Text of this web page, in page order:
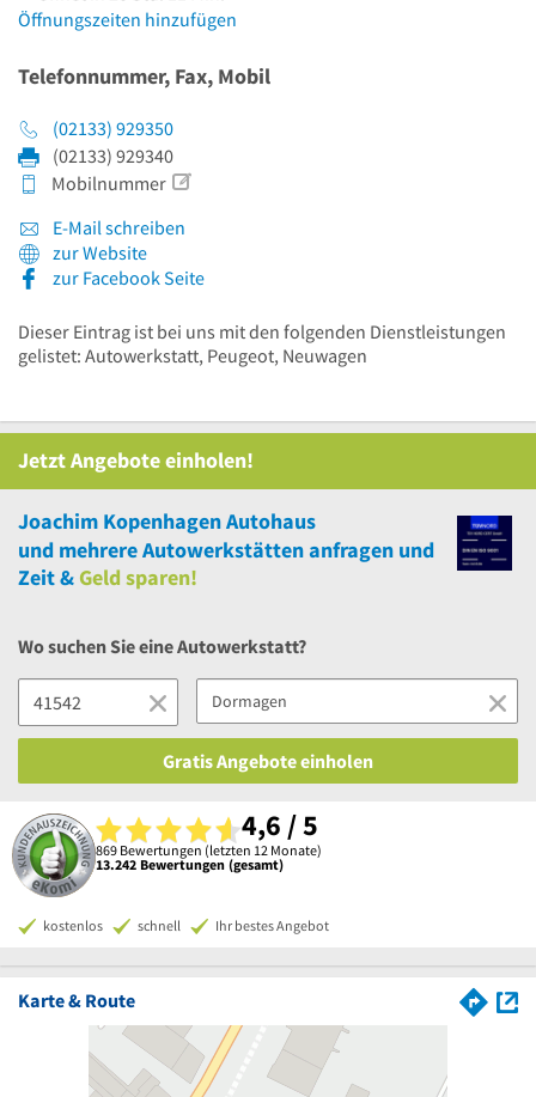
Öffnungszeiten hinzufügen
Telefonnummer, Fax, Mobil
(02133) 929350
(02133) 929340
Mobilnummer
E-Mail schreiben
zur Website
zur Facebook Seite
Dieser Eintrag ist bei uns mit den folgenden Dienstleistungen
gelistet: Autowerkstatt, Peugeot, Neuwagen
Jetzt Angebote einholen!
Joachim Kopenhagen Autohaus
und mehrereAutowerkstätten anfragen und
Zeit &Geld sparen!
Wo suchen Sie eine Autowerkstatt?
Gratis Angebote einholen
4,6 / 5
869 Bewertungen (letzten 12 Monate)
13.242 Bewertungen (gesamt)
kostenlos schnell Ihr bestes Angebot
Karte & Route